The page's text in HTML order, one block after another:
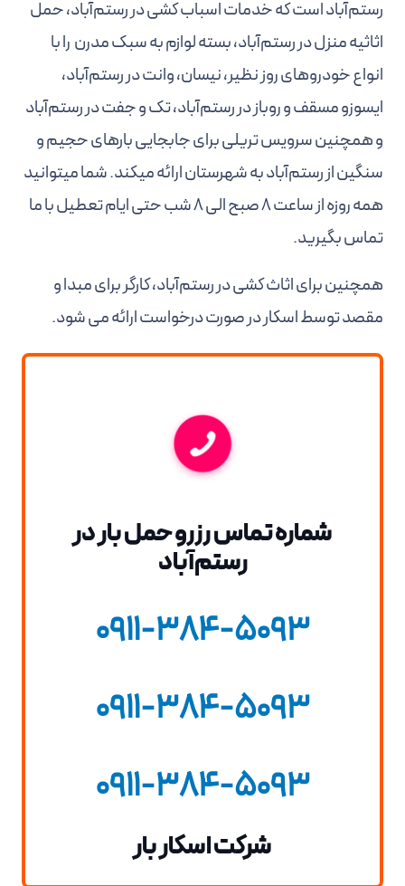
رستم‌آباد است که خدمات اسباب کشی در رستم‌آباد، حمل
اثاثیه منزل در رستم‌آباد، بسته لوازم به سبک مدرن را با
انواع خودروهای روز نظیر، نیسان، وانت در رستم‌آباد،
ایسوزو مسقف و روباز در رستم‌آباد، تک و جفت در رستم‌آباد
و همچنین سرویس تریلی برای جابجایی بارهای حجیم و
سنگین از رستم‌آباد به شهرستان ارائه میکند. شما میتوانید
همه روزه از ساعت 8 صبح الی 8 شب حتی ایام تعطیل با ما
تماس بگیرید.
همچنین برای اثاث کشی در رستم‌آباد، کارگر برای مبدا و
مقصد توسط اسکار در صورت درخواست ارائه می شود.
شماره تماس رزرو حمل بار در
رستم‌آباد
0911-384-5093
0911-384-5093
0911-384-5093
شرکت اسکار بار